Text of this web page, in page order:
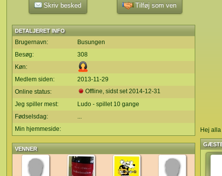
Skriv besked Tilføj som ven
DETALJERET INFO
Brugernavn:
Busungen
Besøg:
308
Køn:
Medlem siden:
2013-11-29
Online status:
Offline, sidst set2014-12-31
Jeg spiller mest:
Ludo - spillet 10 gange
Fødselsdag:
...
Min hjemmeside:
VENNER
Hej